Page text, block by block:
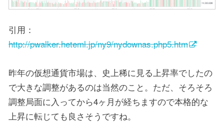
引用：
http://pwalker.heteml.jp/ny9/nydownas.php5.htm
昨年の仮想通貨市場は、史上稀に見る上昇率でしたの
で大きな調整があるのは当然のこと。ただ、そろそろ
調整局面に入ってから4ヶ月が経ちますので本格的な
上昇に転じても良さそうですね。